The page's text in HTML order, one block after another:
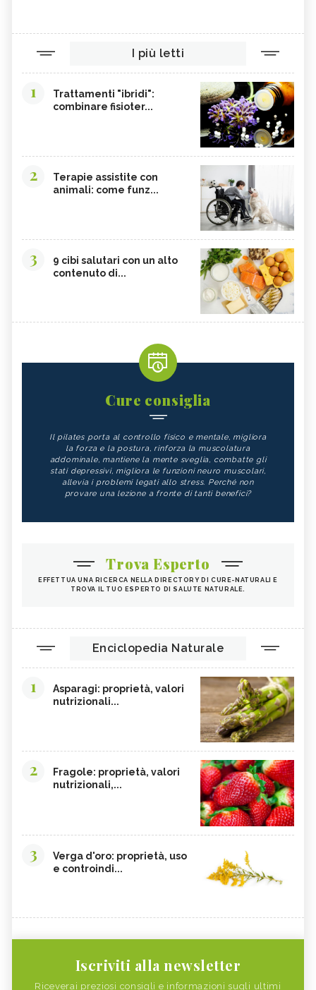
I più letti
1
Trattamenti "ibridi":
combinare fisioter...
2
Terapie assistite con
animali: come funz...
3
9 cibi salutari con un alto
contenuto di...
Cure consiglia
Il pilates porta al controllo fisico e mentale, migliora
la forza e la postura, rinforza la muscolatura
addominale, mantiene la mente sveglia, combatte gli
stati depressivi, migliora le funzioni neuro muscolari,
allevia i problemi legati allo stress. Perché non
provare una lezione a fronte di tanti benefici?
Trova Esperto
EFFETTUA UNA RICERCA NELLA DIRECTORY DI CURE-NATURALI E
TROVA IL TUO ESPERTO DI SALUTE NATURALE.
Enciclopedia Naturale
1
Asparagi: proprietà, valori
nutrizionali...
2
Fragole: proprietà, valori
nutrizionali,...
3
Verga d'oro: proprietà, uso
e controindi...
Iscriviti alla newsletter
Riceverai preziosi consigli e informazioni sugli ultimi